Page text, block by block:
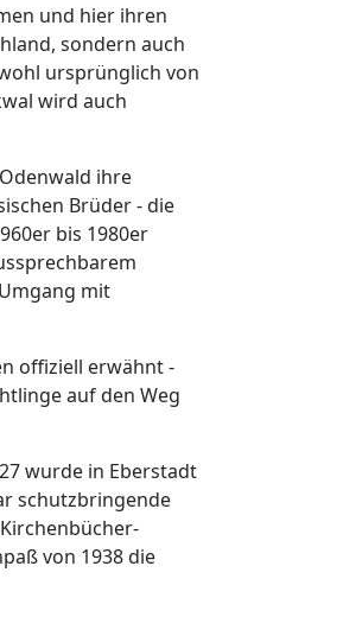
und hier ihren
sondern auch
ursprünglich von
wird auch
ihre
Brüder - die
bis 1980er
mit
offiziell erwähnt -
auf den Weg
wurde in Eberstadt
schutzbringende
von 1938 die